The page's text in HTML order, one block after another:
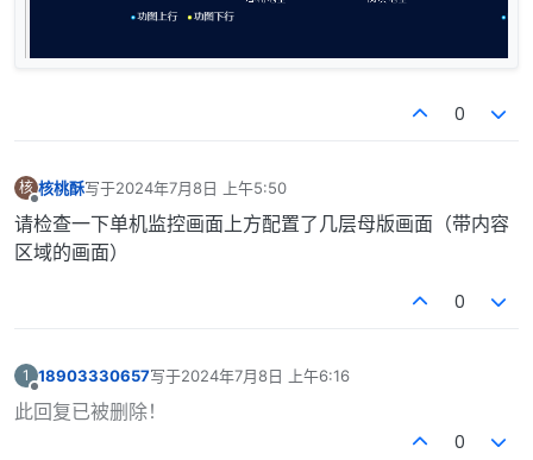
0
核
离线
核桃酥写于2024年7月8日 上午5:50
最后由 编辑
请检查一下单机监控画面上方配置了几层母版画面（带内容
区域的画面）
0
1
离线
18903330657写于2024年7月8日 上午6:16
最后由 编辑
此回复已被删除！
0